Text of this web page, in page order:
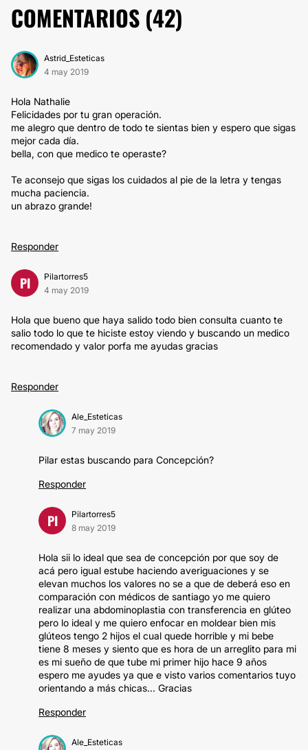
COMENTARIOS (42)
Astrid_Esteticas
4 may 2019
Hola Nathalie
Felicidades por tu gran operación.
me alegro que dentro de todo te sientas bien y espero que sigas
mejor cada día.
bella, con que medico te operaste?
Te aconsejo que sigas los cuidados al pie de la letra y tengas
mucha paciencia.
un abrazo grande!
Responder
PI
Pilartorres5
4 may 2019
Hola que bueno que haya salido todo bien consulta cuanto te
salio todo lo que te hiciste estoy viendo y buscando un medico
recomendado y valor porfa me ayudas gracias
Responder
Ale_Esteticas
7 may 2019
Pilar estas buscando para Concepción?
Responder
PI
Pilartorres5
8 may 2019
Hola sii lo ideal que sea de concepción por que soy de
acá pero igual estube haciendo averiguaciones y se
elevan muchos los valores no se a que de deberá eso en
comparación con médicos de santiago yo me quiero
realizar una abdominoplastia con transferencia en glúteo
pero lo ideal y me quiero enfocar en moldear bien mis
glúteos tengo 2 hijos el cual quede horrible y mi bebe
tiene 8 meses y siento que es hora de un arreglito para mi
es mi sueño de que tube mi primer hijo hace 9 años
espero me ayudes ya que e visto varios comentarios tuyo
orientando a más chicas... Gracias
Responder
Ale_Esteticas